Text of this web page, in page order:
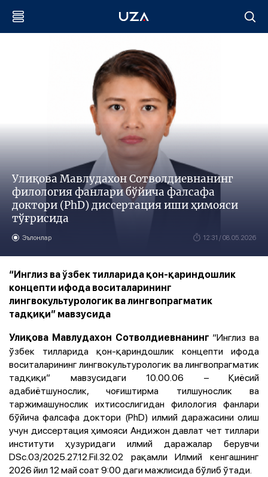
Улиқова Мавлудахон Сотволдиевнанинг
филология фанлари бўйича фалсафа
доктори (PhD) диссертация иши ҳимояси
тўғрисида
Эълонлар 12:31 / 08.05.2026
“Инглиз ва ўзбек тилларида қон-қариндошлик
концепти ифода воситаларининг
лингвокультурологик ва лингвопрагматик
тадқиқи” мавзусида
Улиқова Мавлудахон Сотволдиевнанинг “Инглиз ва
ўзбек тилларида қон-қариндошлик концепти ифода
воситаларининг лингвокультурологик ва лингвопрагматик
тадқиқи” мавзусидаги 10.00.06 – Қиёсий
адабиётшунослик, чоғиштирма тилшунослик ва
таржимашунослик ихтисослигидан филология фанлари
бўйича фалсафа доктори (PhD) илмий даражасини олиш
учун диссертация ҳимояси Aндижон давлат чет тиллари
институти ҳузуридаги илмий даражалар берувчи
DSc.03/2025.27.12.Fil.32.02 рақамли Илмий кенгашнинг
2026 йил 12 май соат 9:00 даги мажлисида бўлиб ўтади.